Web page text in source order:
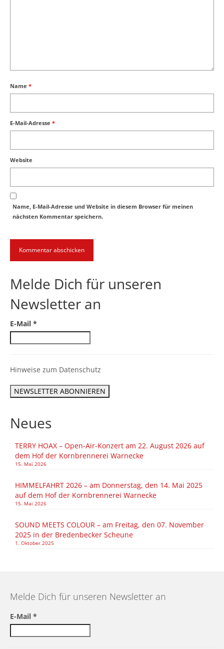
Name *
E-Mail-Adresse *
Website
Name, E-Mail-Adresse und Website in diesem Browser für meinen
nächsten Kommentar speichern.
Melde Dich für unseren
Newsletter an
E-Mail *
Hinweise zum Datenschutz
Neues
TERRY HOAX – Open-Air-Konzert am 22. August 2026 auf
dem Hof der Kornbrennerei Warnecke
15. Mai 2026
HIMMELFAHRT 2026 – am Donnerstag, den 14. Mai 2025
auf dem Hof der Kornbrennerei Warnecke
15. Mai 2026
SOUND MEETS COLOUR – am Freitag, den 07. November
2025 in der Bredenbecker Scheune
1. Oktober 2025
Melde Dich für unseren Newsletter an
E-Mail *